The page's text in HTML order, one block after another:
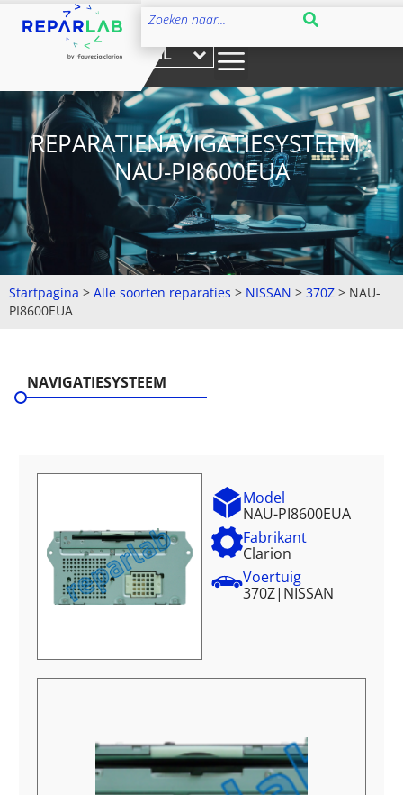
NL
REPARATIENAVIGATIESYSTEEM :
NAU-PI8600EUA
Startpagina > Alle soorten reparaties > NISSAN > 370Z > NAU-
PI8600EUA
NAVIGATIESYSTEEM
Model
NAU-PI8600EUA
Fabrikant
Clarion
Voertuig
370Z| NISSAN